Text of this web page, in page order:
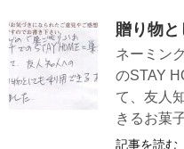
贈り物と
ネーミン
のSTAY
て、友人
きるお菓
記事を読む